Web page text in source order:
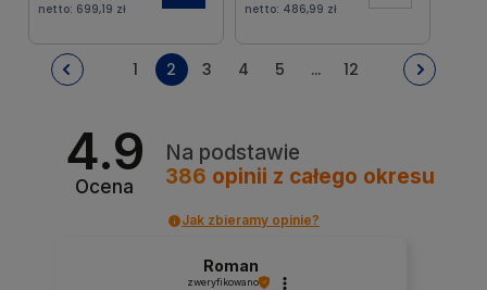
netto: 699,19 zł netto: 486,99 zł
dostępności
1 2 3 4 5 ... 12
4.9
Ocena
Na podstawie
386 opinii z całego okresu
Jak zbieramy opinie?
Roman
zweryfikowano